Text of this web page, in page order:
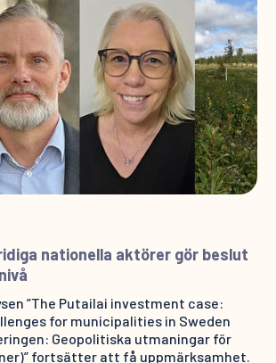
nationella aktörer gör beslut
”The Putailai investment case:
for municipalities in Sweden
Geopolitiska utmaningar för
fortsätter att få uppmärksamhet.